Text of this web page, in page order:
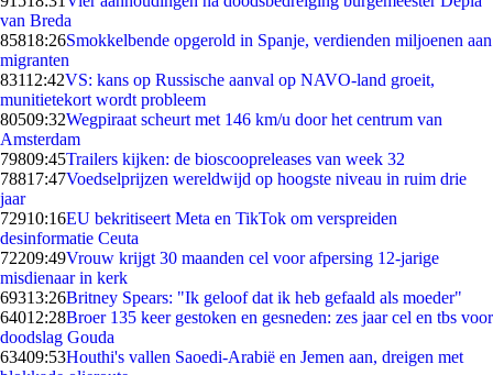
van Breda
85818:26Smokkelbende opgerold in Spanje, verdienden miljoenen aan
migranten
83112:42VS: kans op Russische aanval op NAVO-land groeit,
munitietekort wordt probleem
80509:32Wegpiraat scheurt met 146 km/u door het centrum van
Amsterdam
79809:45Trailers kijken: de bioscoopreleases van week 32
78817:47Voedselprijzen wereldwijd op hoogste niveau in ruim drie
jaar
72910:16EU bekritiseert Meta en TikTok om verspreiden
desinformatie Ceuta
72209:49Vrouw krijgt 30 maanden cel voor afpersing 12-jarige
misdienaar in kerk
69313:26Britney Spears: "Ik geloof dat ik heb gefaald als moeder"
64012:28Broer 135 keer gestoken en gesneden: zes jaar cel en tbs voor
doodslag Gouda
63409:53Houthi's vallen Saoedi-Arabië en Jemen aan, dreigen met